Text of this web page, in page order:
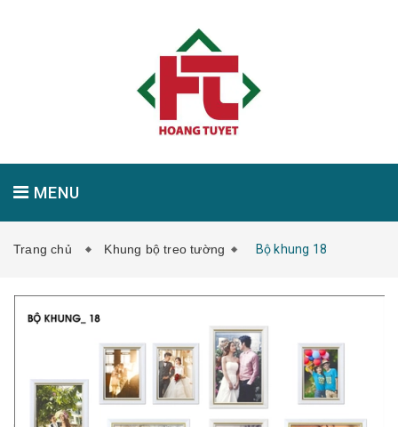
MENU
Trang chủ Khung bộ treo tường Bộ khung 18